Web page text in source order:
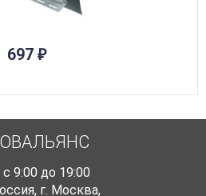
697 ₽
9:00 до 19:00
, г. Москва,